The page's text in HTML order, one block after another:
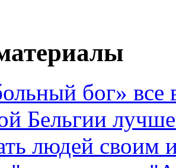
бог» все
Бельгии
людей своим